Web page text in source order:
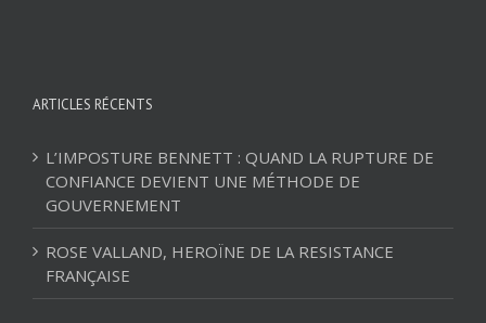
ARTICLES RÉCENTS
L’IMPOSTURE BENNETT : QUAND LA RUPTURE DE
CONFIANCE DEVIENT UNE MÉTHODE DE
GOUVERNEMENT
ROSE VALLAND, HEROÏNE DE LA RESISTANCE
FRANÇAISE